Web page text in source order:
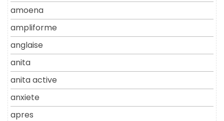
amoena
ampliforme
anglaise
anita
anita active
anxiete
apres